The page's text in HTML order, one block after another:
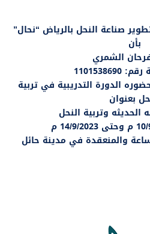
صناعة النحل بالرياض “نحال”
بأن
الشمري
الدورة التدريبية في تربية
بعنوان
الحديثه وتربية النحل